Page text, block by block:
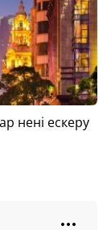
нені ескеру